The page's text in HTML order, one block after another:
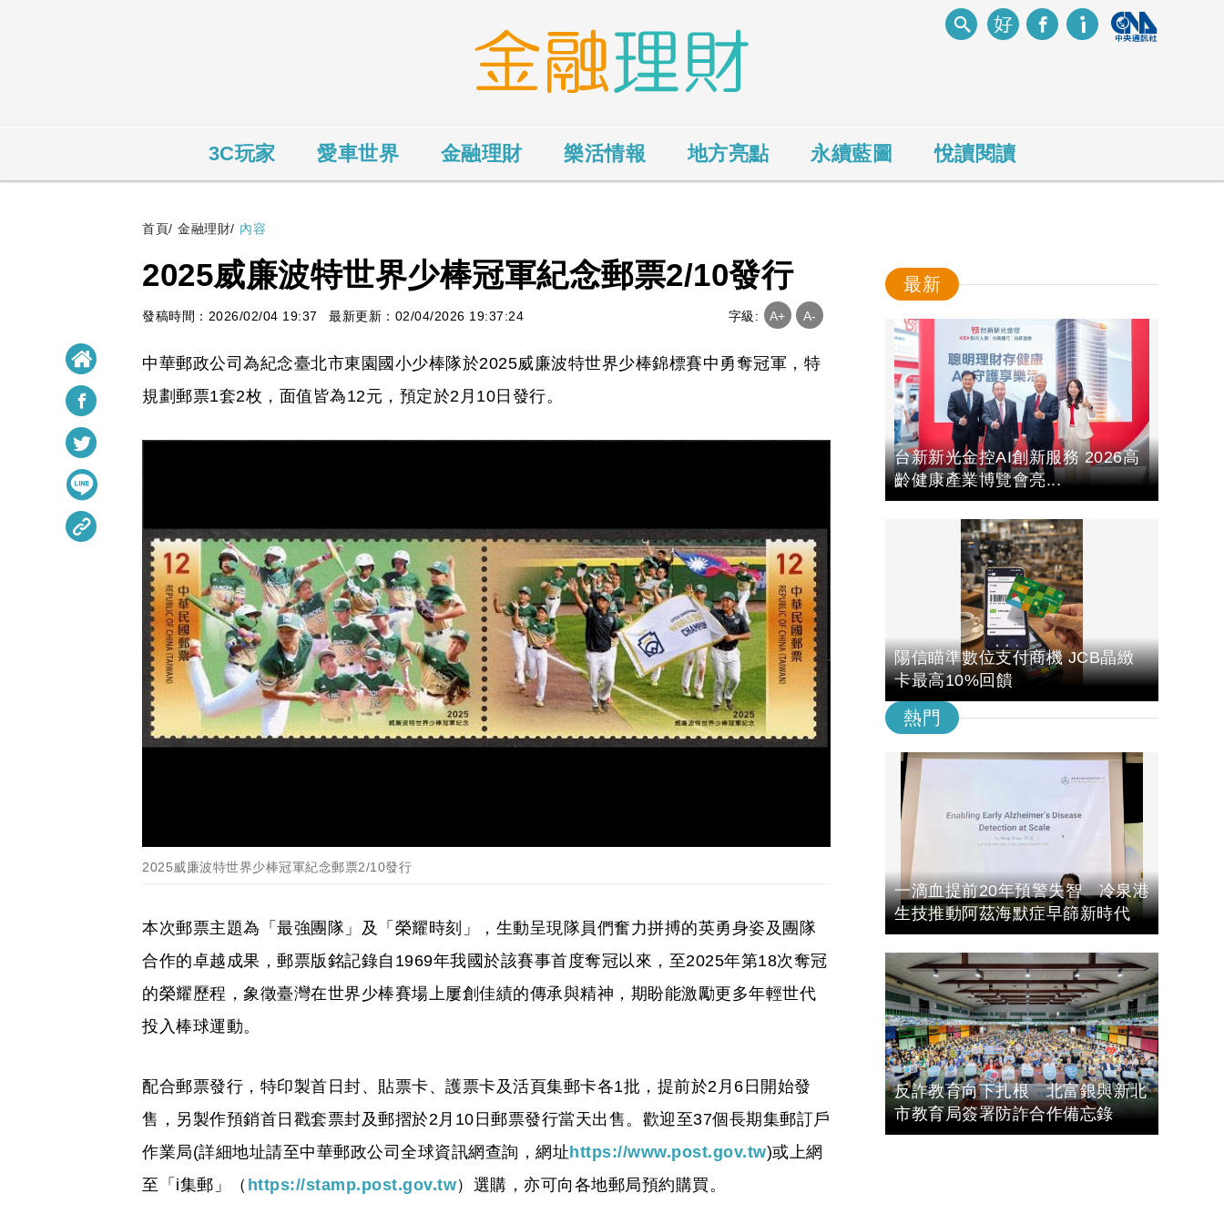
3C玩家 愛車世界 金融理財 樂活情報 地方亮點 永續藍圖 悅讀閱讀
首頁/ 金融理財/ 內容
2025威廉波特世界少棒冠軍紀念郵票2/10發行
發稿時間：2026/02/04 19:37 最新更新：02/04/2026 19:37:24 字級: A+ A-
中華郵政公司為紀念臺北市東園國小少棒隊於2025威廉波特世界少棒錦標賽中勇奪冠軍，特
規劃郵票1套2枚，面值皆為12元，預定於2月10日發行。
2025威廉波特世界少棒冠軍紀念郵票2/10發行
本次郵票主題為「最強團隊」及「榮耀時刻」，生動呈現隊員們奮力拼搏的英勇身姿及團隊
合作的卓越成果，郵票版銘記錄自1969年我國於該賽事首度奪冠以來，至2025年第18次奪冠
的榮耀歷程，象徵臺灣在世界少棒賽場上屢創佳績的傳承與精神，期盼能激勵更多年輕世代
投入棒球運動。
配合郵票發行，特印製首日封、貼票卡、護票卡及活頁集郵卡各1批，提前於2月6日開始發
售，另製作預銷首日戳套票封及郵摺於2月10日郵票發行當天出售。歡迎至37個長期集郵訂戶
作業局(詳細地址請至中華郵政公司全球資訊網查詢，網址https://www.post.gov.tw)或上網
至「i集郵」（ https://stamp.post.gov.tw）選購，亦可向各地郵局預約購買。
最新
台新新光金控AI創新服務 2026高
齡健康產業博覽會亮...
陽信瞄準數位支付商機 JCB晶緻
卡最高10%回饋
熱門
一滴血提前20年預警失智 冷泉港
生技推動阿茲海默症早篩新時代
反詐教育向下扎根 北富銀與新北
市教育局簽署防詐合作備忘錄